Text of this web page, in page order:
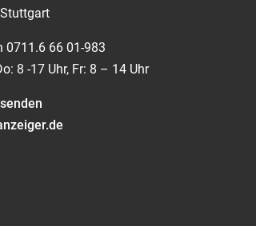
0711.6 66 01-983
8 -17 Uhr, Fr: 8 – 14 Uhr